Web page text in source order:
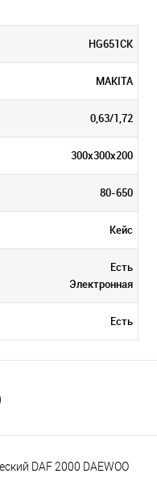
HG651CK
MAKITA
0,63/1,72
300х300х200
80-650
Кейс
Есть
Электронная
Есть
DAF 2000 DAEWOO